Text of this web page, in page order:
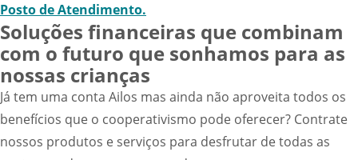
Posto de Atendimento.
Soluções financeiras que combinam
com o futuro que sonhamos para as
nossas crianças
Já tem uma conta Ailos mas ainda não aproveita todos os
benefícios que o cooperativismo pode oferecer? Contrate
nossos produtos e serviços para desfrutar de todas as